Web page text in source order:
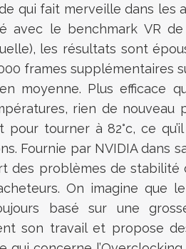
qui fait merveille dans les
avec le benchmark VR
les résultats sont
frames supplémentaires
moyenne. Plus efficace
rien de
pour tourner à 82°c, ce
Fournie par NVIDIA dans
des problèmes de
On imagine que
basé sur une
son travail et propose